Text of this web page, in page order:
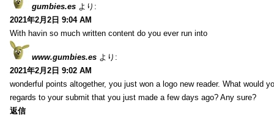
gumbies.es より:
2021年2月2日 9:04 AM
With havin so much written content do you ever run into
www.gumbies.es より:
2021年2月2日 9:02 AM
wonderful points altogether, you just won a logo new reader. What would
regards to your submit that you just made a few days ago? Any sure?
返信